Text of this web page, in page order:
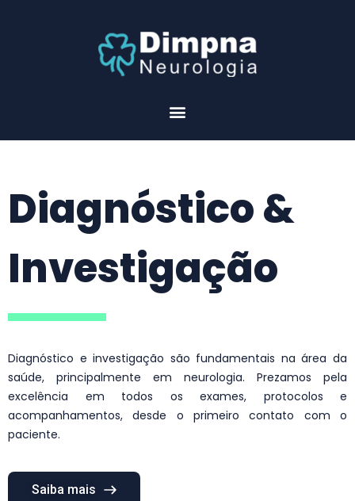
Diagnóstico &
Investigação
Diagnóstico e investigação são fundamentais na área da
saúde, principalmente em neurologia. Prezamos pela
excelência em todos os exames, protocolos e
acompanhamentos, desde o primeiro contato com o
paciente.
Saiba mais